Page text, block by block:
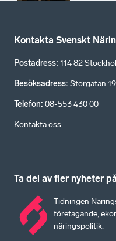
Kontakta Svenskt
Postadress: 114 82
Besöksadress: Storgatan 19
Telefon: 08-553 430 00
Kontakta oss
Ta del av fler nyheter
Tidningen
företagande,
näringspolitik.